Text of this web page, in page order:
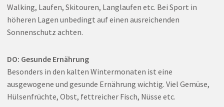
Walking, Laufen, Skitouren, Langlaufen etc. Bei Sport in
höheren Lagen unbedingt auf einen ausreichenden
Sonnenschutz achten.
DO: Gesunde Ernährung
Besonders in den kalten Wintermonaten ist eine
ausgewogene und gesunde Ernährung wichtig. Viel Gemüse,
Hülsenfrüchte, Obst, fettreicher Fisch, Nüsse etc.